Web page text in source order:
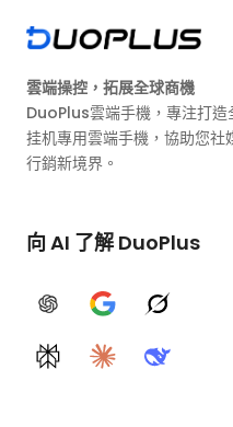
雲端操控，拓展全球商機
DuoPlus雲端手機，專注打
挂机專用雲端手機，協助您
行銷新境界。
向 AI 了解 DuoPlus
ChatGPTGoogle AIGrok
PerplexityClaudeDeepSeek